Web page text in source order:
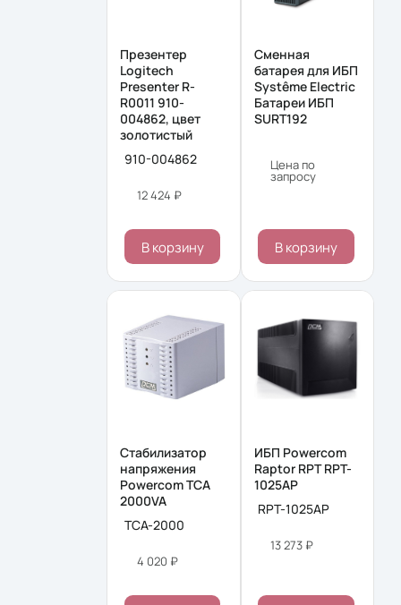
Презентер
Logitech
Presenter R-
R0011 910-
004862, цвет
золотистый
910-004862
12 424 ₽
В корзину
Сменная
батарея для ИБП
Systême Electric
Батареи ИБП
SURT192
Цена по
запросу
В корзину
Стабилизатор
напряжения
Powercom TCA
2000VA
TCA-2000
4 020 ₽
ИБП Powercom
Raptor RPT RPT-
1025AP
RPT-1025AP
13 273 ₽